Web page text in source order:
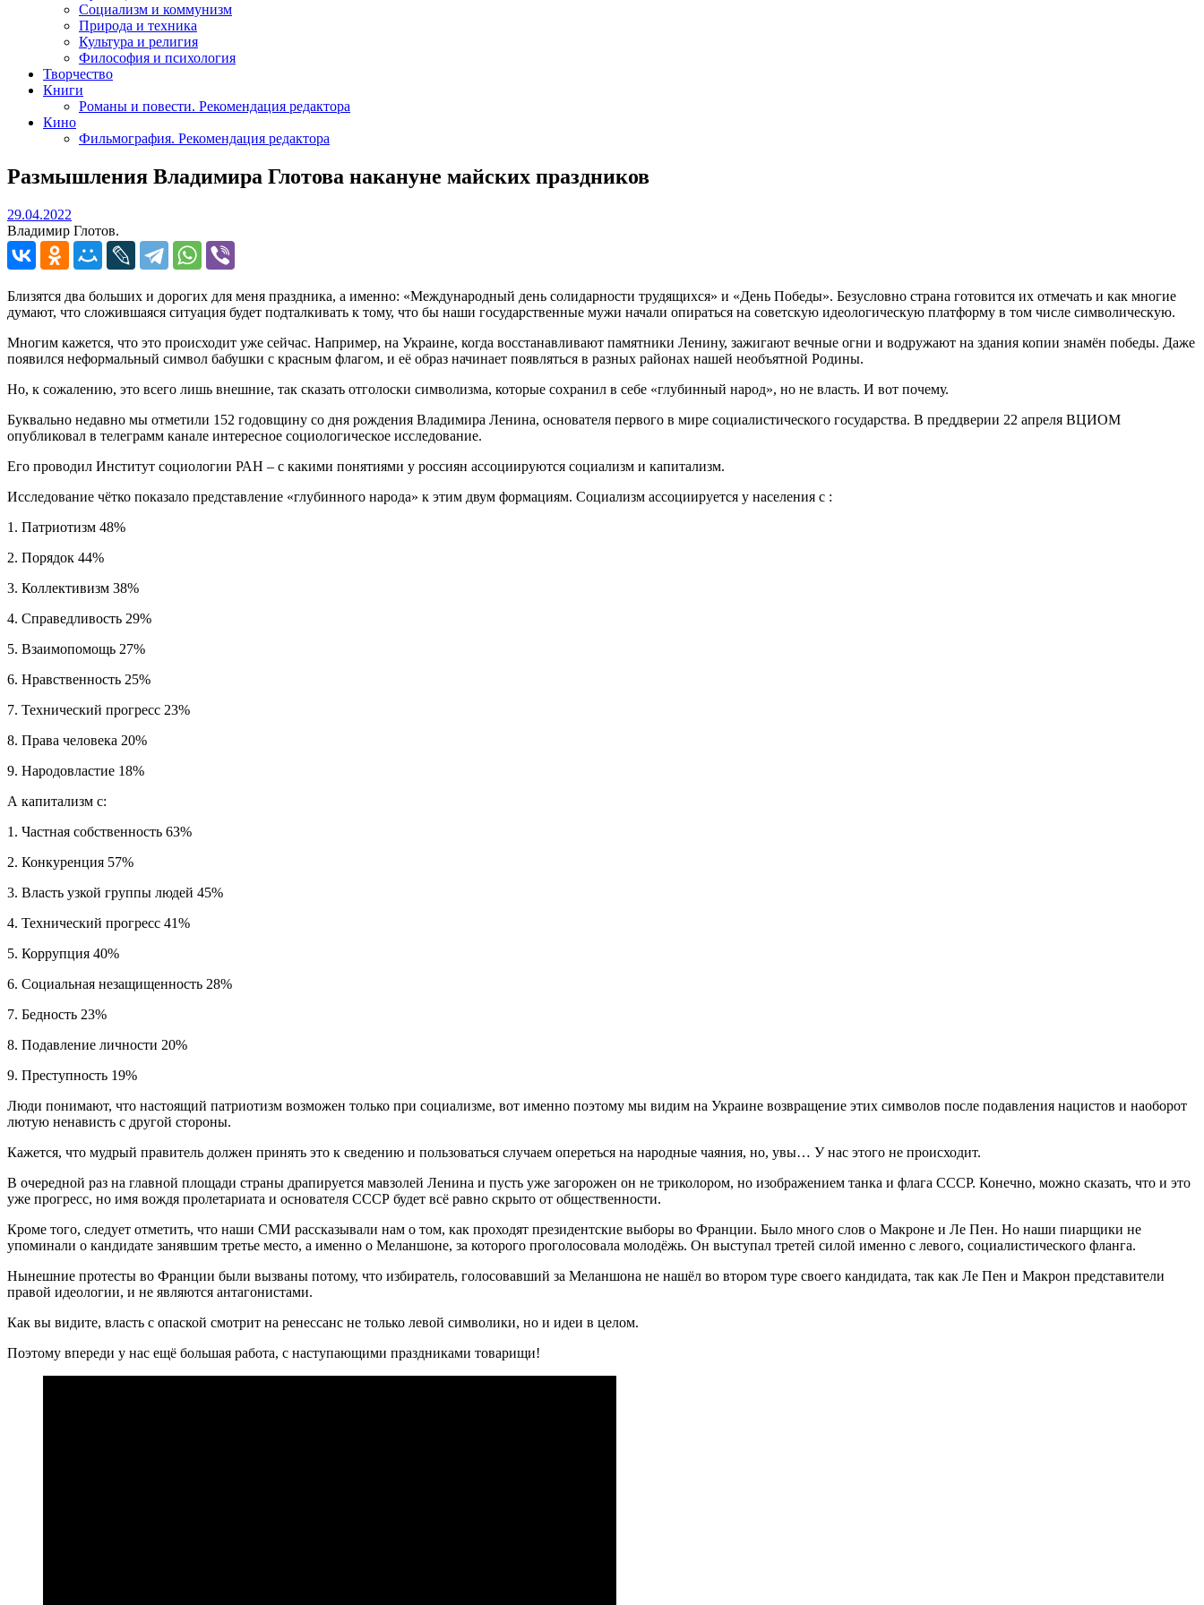
Социализм и коммунизм
Природа и техника
Культура и религия
Философия и психология
Творчество
Книги
Романы и повести. Рекомендация редактора
Кино
Фильмография. Рекомендация редактора
Размышления Владимира Глотова накануне майских праздников
29.04.2022
Владимир Глотов.
Близятся два больших и дорогих для меня праздника, а именно: «Международный день солидарности трудящихся» и «День Победы». Безусловно страна готовится их отмечать и как многие
думают, что сложившаяся ситуация будет подталкивать к тому, что бы наши государственные мужи начали опираться на советскую идеологическую платформу в том числе символическую.
Многим кажется, что это происходит уже сейчас. Например, на Украине, когда восстанавливают памятники Ленину, зажигают вечные огни и водружают на здания копии знамён победы. Даже
появился неформальный символ бабушки с красным флагом, и её образ начинает появляться в разных районах нашей необъятной Родины.
Но, к сожалению, это всего лишь внешние, так сказать отголоски символизма, которые сохранил в себе «глубинный народ», но не власть. И вот почему.
Буквально недавно мы отметили 152 годовщину со дня рождения Владимира Ленина, основателя первого в мире социалистического государства. В преддверии 22 апреля ВЦИОМ
опубликовал в телеграмм канале интересное социологическое исследование.
Его проводил Институт социологии РАН – с какими понятиями у россиян ассоциируются социализм и капитализм.
Исследование чётко показало представление «глубинного народа» к этим двум формациям. Социализм ассоциируется у населения с :
1. Патриотизм 48%
2. Порядок 44%
3. Коллективизм 38%
4. Справедливость 29%
5. Взаимопомощь 27%
6. Нравственность 25%
7. Технический прогресс 23%
8. Права человека 20%
9. Народовластие 18%
А капитализм с:
1. Частная собственность 63%
2. Конкуренция 57%
3. Власть узкой группы людей 45%
4. Технический прогресс 41%
5. Коррупция 40%
6. Социальная незащищенность 28%
7. Бедность 23%
8. Подавление личности 20%
9. Преступность 19%
Люди понимают, что настоящий патриотизм возможен только при социализме, вот именно поэтому мы видим на Украине возвращение этих символов после подавления нацистов и наоборот
лютую ненависть с другой стороны.
Кажется, что мудрый правитель должен принять это к сведению и пользоваться случаем опереться на народные чаяния, но, увы… У нас этого не происходит.
В очередной раз на главной площади страны драпируется мавзолей Ленина и пусть уже загорожен он не триколором, но изображением танка и флага СССР. Конечно, можно сказать, что и это
уже прогресс, но имя вождя пролетариата и основателя СССР будет всё равно скрыто от общественности.
Кроме того, следует отметить, что наши СМИ рассказывали нам о том, как проходят президентские выборы во Франции. Было много слов о Макроне и Ле Пен. Но наши пиарщики не
упоминали о кандидате занявшим третье место, а именно о Меланшоне, за которого проголосовала молодёжь. Он выступал третей силой именно с левого, социалистического фланга.
Нынешние протесты во Франции были вызваны потому, что избиратель, голосовавший за Меланшона не нашёл во втором туре своего кандидата, так как Ле Пен и Макрон представители
правой идеологии, и не являются антагонистами.
Как вы видите, власть с опаской смотрит на ренессанс не только левой символики, но и идеи в целом.
Поэтому впереди у нас ещё большая работа, с наступающими праздниками товарищи!